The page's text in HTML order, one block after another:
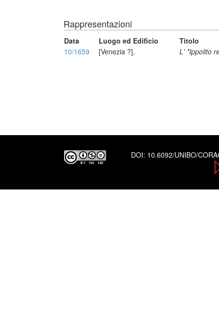
Rappresentazioni
Data Luogo ed Edificio
Titolo
10/1659
[Venezia ?], L' *Ippolito
DOI: 10.6092/UNIBO/